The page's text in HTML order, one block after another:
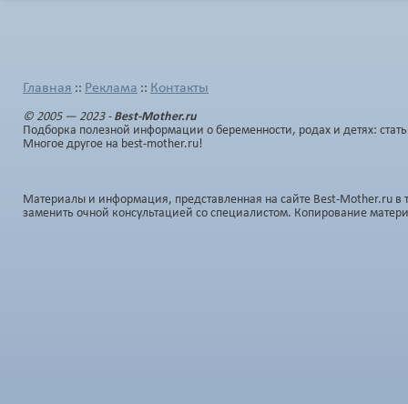
Главная :: Реклама :: Контакты
© 2005 — 2023 - Best-Mother.ru
Подборка полезной информации о беременности, родах и детях:
Многое другое на best-mother.ru!
Материалы и информация, представленная на сайте Best-Mother.ru
заменить очной консультацией со специалистом. Копирование